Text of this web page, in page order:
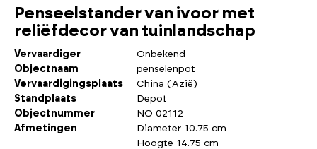
Penseelstander van ivoor met
reliëfdecor van tuinlandschap
Vervaardiger
Onbekend
Objectnaam
penselenpot
Vervaardigingsplaats
China (Azië)
Standplaats
Depot
Objectnummer
NO 02112
Afmetingen
Diameter 10.75 cm
Hoogte 14.75 cm